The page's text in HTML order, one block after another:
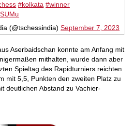
#kolkata #winner
(@tschessindia)September 7, 2023
Aserbaidschan konnte am Anfang mit
mithalten, wurde dann aber
Spieltag des Rapidturniers reichten
mit 5,5, Punkten den zweiten Platz zu
deutlichen Abstand zu Vachier-